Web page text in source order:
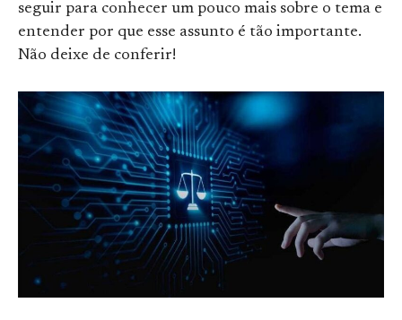
seguir para conhecer um pouco mais sobre o tema e
entender por que esse assunto é tão importante.
Não deixe de conferir!